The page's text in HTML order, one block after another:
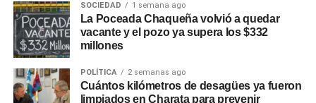
SOCIEDAD 1 semana ago
La Poceada Chaqueña volvió a quedar
vacante y el pozo ya supera los $332
millones
POLÍTICA 2 semanas ago
Cuántos kilómetros de desagües ya fueron
limpiados en Charata para prevenir